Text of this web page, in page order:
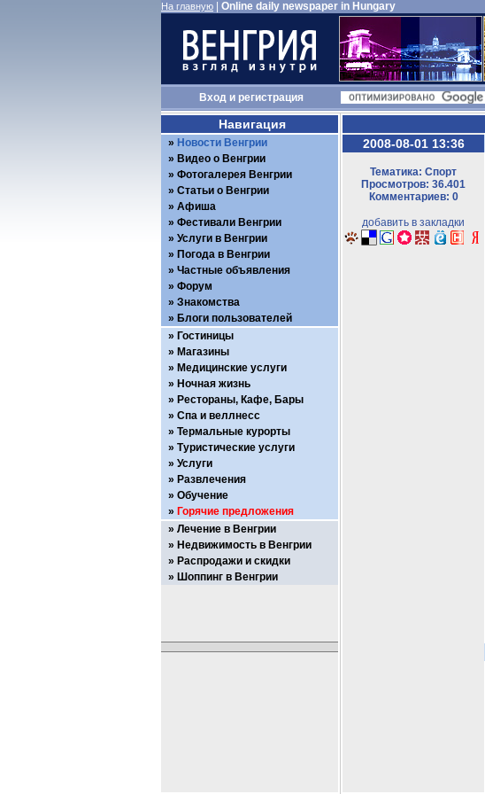
На главную Online daily newspaper in Hungary
Входи регистрация
2008-08-01 13:36
Тематика: Спорт
Просмотров: 36.401
Комментариев: 0
добавить в закладки
Навигация
Новости Венгрии
Видео о Венгрии
Фотогалерея Венгрии
Статьи о Венгрии
Афиша
Фестивали Венгрии
Услуги в Венгрии
Погода в Венгрии
Частные объявления
Форум
Знакомства
Блоги пользователей
Гостиницы
Магазины
Медицинские услуги
Ночная жизнь
Рестораны, Кафе, Бары
Спа и веллнесс
Термальные курорты
Туристические услуги
Услуги
Развлечения
Обучение
Горячие предложения
Лечение в Венгрии
Недвижимость в Венгрии
Распродажи и скидки
Шоппинг в Венгрии